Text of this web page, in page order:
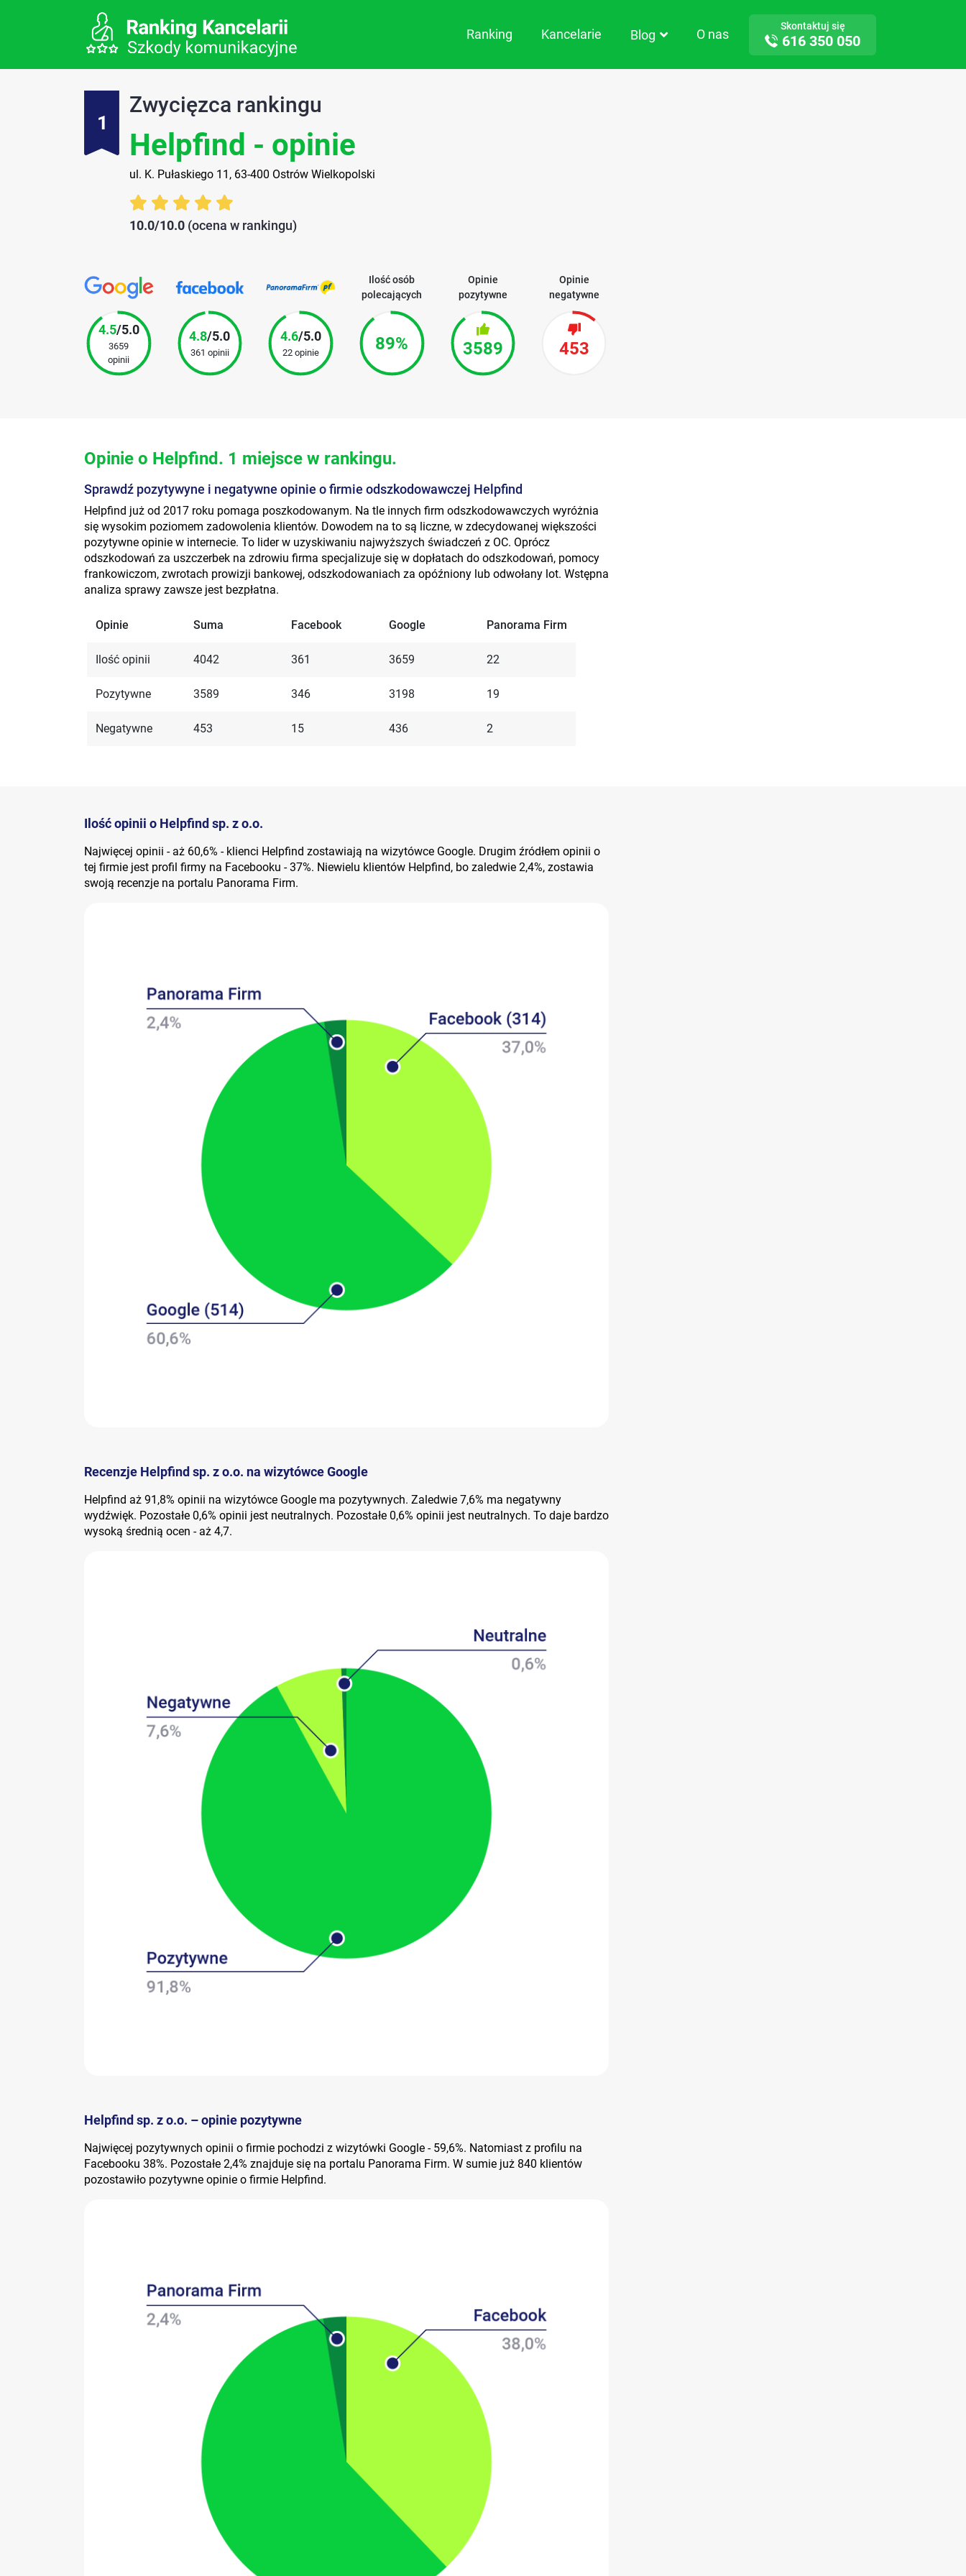
Ranking Kancelarie Blog O nas
Skontaktuj się
616 350 050
1
Zwycięzca rankingu
Helpfind - opinie
ul. K. Pułaskiego 11, 63-400 Ostrów Wielkopolski
10.0/10.0 (ocena w rankingu)
4.5/5.0
3659
opinii
4.8/5.0
361 opinii
4.6/5.0
22 opinie
Ilość osób
polecających
89%
Opinie
pozytywne
3589
Opinie
negatywne
453
Opinie o Helpfind. 1 miejsce w rankingu.
Sprawdź pozytywyne i negatywne opinie o firmie odszkodowawczej Helpfind
Helpfind już od 2017 roku pomaga poszkodowanym. Na tle innych firm odszkodowawczych wyróżnia
się wysokim poziomem zadowolenia klientów. Dowodem na to są liczne, w zdecydowanej większości
pozytywne opinie w internecie. To lider w uzyskiwaniu najwyższych świadczeń z OC. Oprócz
odszkodowań za uszczerbek na zdrowiu firma specjalizuje się w dopłatach do odszkodowań, pomocy
frankowiczom, zwrotach prowizji bankowej, odszkodowaniach za opóźniony lub odwołany lot. Wstępna
analiza sprawy zawsze jest bezpłatna.
Opinie Suma Facebook Google Panorama Firm
Ilość opinii 4042 361 3659 22
Pozytywne 3589 346 3198 19
Negatywne 453 15 436 2
Ilość opinii o Helpfind sp. z o.o.
Najwięcej opinii - aż 60,6% - klienci Helpfind zostawiają na wizytówce Google. Drugim źródłem opinii o
tej firmie jest profil firmy na Facebooku - 37%. Niewielu klientów Helpfind, bo zaledwie 2,4%, zostawia
swoją recenzje na portalu Panorama Firm.
Recenzje Helpfind sp. z o.o. na wizytówce Google
Helpfind aż 91,8% opinii na wizytówce Google ma pozytywnych. Zaledwie 7,6% ma negatywny
wydźwięk. Pozostałe 0,6% opinii jest neutralnych. Pozostałe 0,6% opinii jest neutralnych. To daje bardzo
wysoką średnią ocen - aż 4,7.
Helpfind sp. z o.o. – opinie pozytywne
Najwięcej pozytywnych opinii o firmie pochodzi z wizytówki Google - 59,6%. Natomiast z profilu na
Facebooku 38%. Pozostałe 2,4% znajduje się na portalu Panorama Firm. W sumie już 840 klientów
pozostawiło pozytywne opinie o firmie Helpfind.